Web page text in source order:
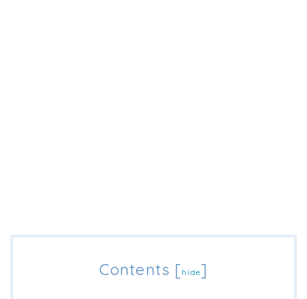
Contents [hide]